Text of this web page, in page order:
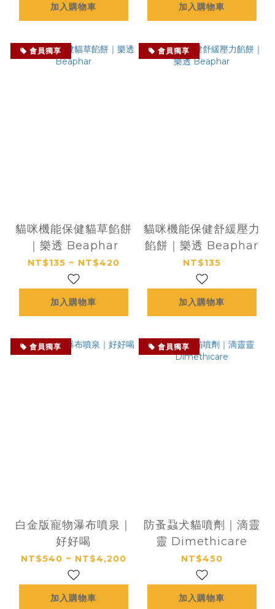
加入購物車 加入購物車
會員獨享
貓咪機能保健貓草餡餅
｜樂透 Beaphar
NT$135 ~ NT$420
加入購物車
會員獨享
貓咪機能保健舒緩壓力
餡餅｜樂透 Beaphar
NT$135
加入購物車
會員獨享
白金版寵物瀑布噴泉｜
好好喝
NT$540 ~ NT$4,200
加入購物車
會員獨享
防蚤蝨犬貓噴劑｜滴靈
靈 Dimethicare
NT$450
加入購物車